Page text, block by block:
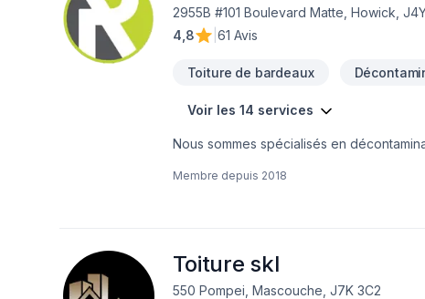
2955B #101 Boulevard Matte, Howick,
4,8
61 Avis
Toiture de bardeaux
Voir les 14 services
Nous sommes spécialisés en
sur demande, dans d'autres régions
Membre depuis 2018
Toiture skl
550 Pompei, Mascouche, J7K 3C2